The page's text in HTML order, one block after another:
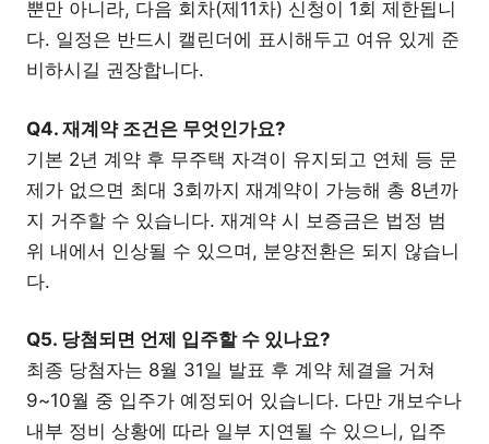
뿐만 아니라, 다음 회차(제11차) 신청이 1회 제한됩니
다. 일정은 반드시 캘린더에 표시해두고 여유 있게 준
비하시길 권장합니다.
Q4. 재계약 조건은 무엇인가요?
기본 2년 계약 후 무주택 자격이 유지되고 연체 등 문
제가 없으면 최대 3회까지 재계약이 가능해 총 8년까
지 거주할 수 있습니다. 재계약 시 보증금은 법정 범
위 내에서 인상될 수 있으며, 분양전환은 되지 않습니
다.
Q5. 당첨되면 언제 입주할 수 있나요?
최종 당첨자는 8월 31일 발표 후 계약 체결을 거쳐
9~10월 중 입주가 예정되어 있습니다. 다만 개보수나
내부 정비 상황에 따라 일부 지연될 수 있으니, 입주